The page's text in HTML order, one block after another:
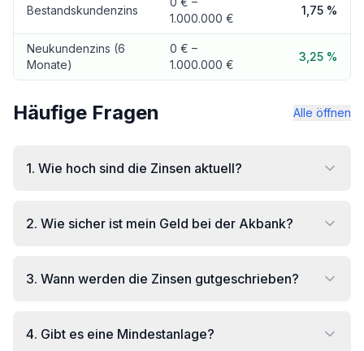
Bestandskundenzins
1.000.000 €
1,75 %
Neukundenzins (6
Monate)
0 € –
1.000.000 €
3,25 %
Häufige Fragen Alle öffnen
1. Wie hoch sind die Zinsen aktuell?
2. Wie sicher ist mein Geld bei der Akbank?
3. Wann werden die Zinsen gutgeschrieben?
4. Gibt es eine Mindestanlage?